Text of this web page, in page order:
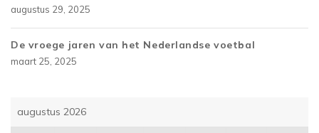
augustus 29, 2025
De vroege jaren van het Nederlandse voetbal
maart 25, 2025
augustus 2026